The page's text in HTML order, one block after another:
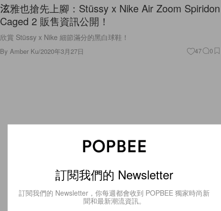
泫雅也搶先上腳：Stüssy x Nike Air Zoom Spiridon
Caged 2 販售資訊公開！
欣賞 Stüssy x Nike 細節滿分的黑白球鞋！
By Amber Ku/2020年3月27日 47 0
訂閱我們的 Newsletter
訂閱我們的 Newsletter，你每週都會收到 POPBEE 獨家時尚新
聞和最新潮流資訊。